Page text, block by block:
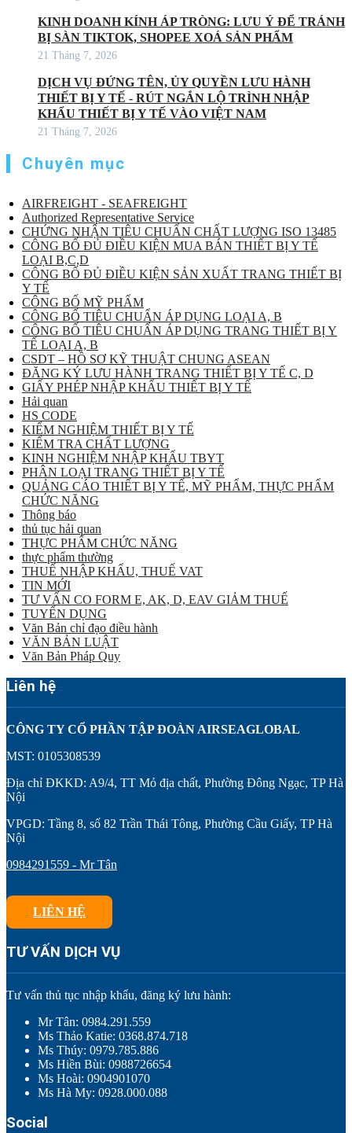
KINH DOANH KÍNH ÁP TRÒNG: LƯU Ý ĐỂ TRÁNH
BỊ SÀN TIKTOK, SHOPEE XOÁ SẢN PHẨM
21 Tháng 7, 2026
DỊCH VỤ ĐỨNG TÊN, ỦY QUYỀN LƯU HÀNH
THIẾT BỊ Y TẾ - RÚT NGẮN LỘ TRÌNH NHẬP
KHẨU THIẾT BỊ Y TẾ VÀO VIỆT NAM
21 Tháng 7, 2026
Chuyên mục
AIRFREIGHT - SEAFREIGHT
Authorized Representative Service
CHỨNG NHẬN TIÊU CHUẨN CHẤT LƯỢNG ISO 13485
CÔNG BỐ ĐỦ ĐIỀU KIỆN MUA BÁN THIẾT BỊ Y TẾ
LOẠI B,C,D
CÔNG BỐ ĐỦ ĐIỀU KIỆN SẢN XUẤT TRANG THIẾT BỊ
Y TẾ
CÔNG BỐ MỸ PHẨM
CÔNG BỐ TIÊU CHUẨN ÁP DỤNG LOẠI A, B
CÔNG BỐ TIÊU CHUẨN ÁP DỤNG TRANG THIẾT BỊ Y
TẾ LOẠI A, B
CSDT – HỒ SƠ KỸ THUẬT CHUNG ASEAN
ĐĂNG KÝ LƯU HÀNH TRANG THIẾT BỊ Y TẾ C, D
GIẤY PHÉP NHẬP KHẨU THIẾT BỊ Y TẾ
Hải quan
HS CODE
KIỂM NGHIỆM THIẾT BỊ Y TẾ
KIỂM TRA CHẤT LƯỢNG
KINH NGHIỆM NHẬP KHẨU TBYT
PHÂN LOẠI TRANG THIẾT BỊ Y TẾ
QUẢNG CÁO THIẾT BỊ Y TẾ, MỸ PHẨM, THỰC PHẨM
CHỨC NĂNG
Thông báo
thủ tục hải quan
THỰC PHẨM CHỨC NĂNG
thực phẩm thường
THUẾ NHẬP KHẨU, THUẾ VAT
TIN MỚI
TƯ VẤN CO FORM E, AK, D, EAV GIẢM THUẾ
TUYỂN DỤNG
Văn Bản chỉ đạo điều hành
VĂN BẢN LUẬT
Văn Bản Pháp Quy
Liên hệ
CÔNG TY CỔ PHẦN TẬP ĐOÀN AIRSEAGLOBAL
MST: 0105308539
Địa chỉ ĐKKD: A9/4, TT Mỏ địa chất, Phường Đông Ngạc, TP Hà
Nội
VPGD: Tầng 8, số 82 Trần Thái Tông, Phường Cầu Giấy, TP Hà
Nội
0984291559 - Mr Tân
LIÊN HỆ
TƯ VẤN DỊCH VỤ
Tư vấn thủ tục nhập khẩu, đăng ký lưu hành:
Mr Tân: 0984.291.559
Ms Thảo Katie: 0368.874.718
Ms Thúy: 0979.785.886
Ms Hiền Bùi: 0988726654
Ms Hoài: 0904901070
Ms Hà My: 0928.000.088
Social